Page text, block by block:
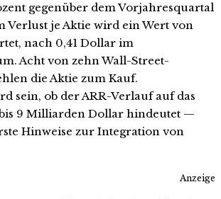
gegenüber dem Vorjahresquartal
Verlust je Aktie wird ein Wert von
nach 0,41 Dollar im
Acht von zehn Wall-Street-
die Aktie zum Kauf.
sein, ob der ARR-Verlauf auf das
bis 9 Milliarden Dollar hindeutet —
Hinweise zur Integration von
Anzeige